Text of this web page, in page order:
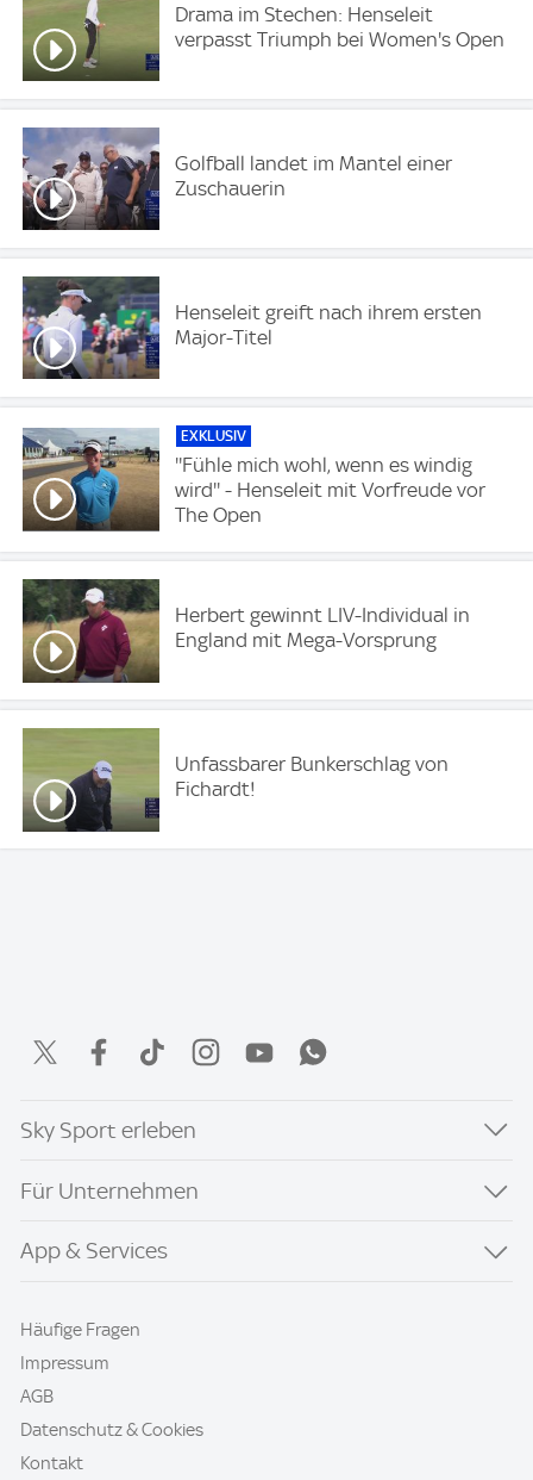
Drama im Stechen: Henseleit
verpasst Triumph bei Women's Open
Golfball landet im Mantel einer
Zuschauerin
Henseleit greift nach ihrem ersten
Major-Titel
EXKLUSIV
''Fühle mich wohl, wenn es windig
wird'' - Henseleit mit Vorfreude vor
The Open
Herbert gewinnt LIV-Individual in
England mit Mega-Vorsprung
Unfassbarer Bunkerschlag von
Fichardt!
Sky Sport erleben
Für Unternehmen
App & Services
Häufige Fragen
Impressum
AGB
Datenschutz & Cookies
Kontakt